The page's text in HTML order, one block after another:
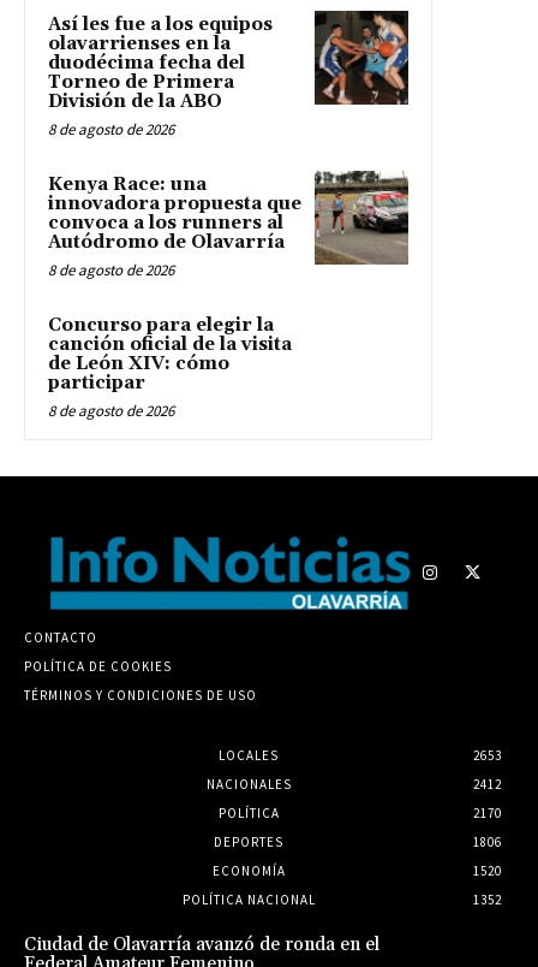
Así les fue a los equipos
olavarrienses en la
duodécima fecha del
Torneo de Primera
División de la ABO
8 de agosto de 2026
Kenya Race: una
innovadora propuesta que
convoca a los runners al
Autódromo de Olavarría
8 de agosto de 2026
Concurso para elegir la
canción oficial de la visita
de León XIV: cómo
participar
8 de agosto de 2026
CONTACTO
POLÍTICA DE COOKIES
TÉRMINOS Y CONDICIONES DE USO
LOCALES
2653
NACIONALES
2412
POLÍTICA
2170
DEPORTES
1806
ECONOMÍA
1520
POLÍTICA NACIONAL
1352
Ciudad de Olavarría avanzó de ronda en el